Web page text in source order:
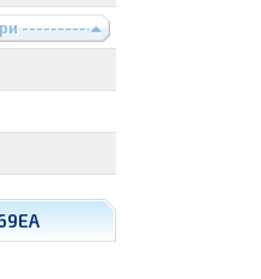
-----------